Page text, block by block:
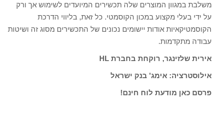
משלבת במגוון המוצרים שלה תכשירים המיועדים לשימוש אך ורק
על ידי בעלי מקצוע במכון הקוסמטי. כל זאת, בליווי הדרכת
הקוסמטיקאיות אודות יישומים נכונים של התכשירים מסוג זה ושיטות
עבודה מתקדמות.
אירית שלזינגר, רוקחת בחברת HL
אילוסטרציה: אימג' בנק ישראל
פרסם כאן מודעת לוח חינם!